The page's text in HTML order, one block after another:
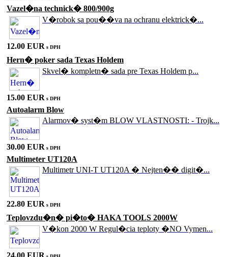
Vazel�na technick� 800/900g
V�robok sa pou��va na ochranu elektrick�...
12.00 EUR s DPH
Hern� poker sada Texas Holdem
Skvel� kompletn� sada pre Texas Holdem p...
15.00 EUR s DPH
Autoalarm Blow
Alarmov� syst�m BLOW VLASTNOSTI: - Trojk...
30.00 EUR s DPH
Multimeter UT120A
Multimetr UNI-T UT120A � Nejten�� digit�...
22.80 EUR s DPH
Teplovzdu�n� pi�to� HAKA TOOLS 2000W
V�kon 2000 W Regul�cia teploty �NO Vymen...
24.00 EUR